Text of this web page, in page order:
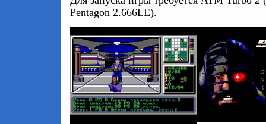
Pentagon 2.666LE).